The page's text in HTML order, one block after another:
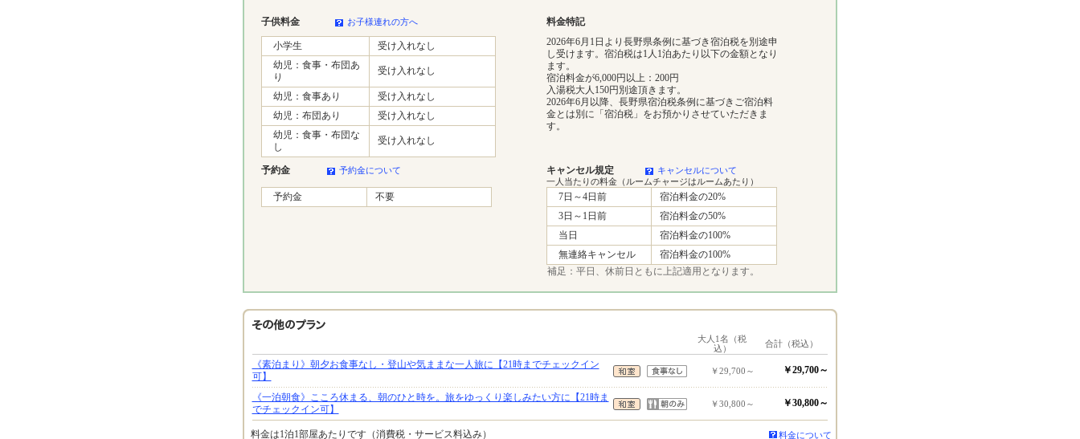
子供料金 お子様連れの方へ 料金特記
小学生
受け入れなし
幼児：食事・布団あ
り
受け入れなし
幼児：食事あり
受け入れなし
幼児：布団あり
受け入れなし
幼児：食事・布団な
し
受け入れなし
2026年6月1日より長野県条例に基づき宿泊税を別途申
し受けます。宿泊税は1人1泊あたり以下の金額となり
ます。
宿泊料金が6,000円以上：200円
入湯税大人150円別途頂きます。
2026年6月以降、長野県宿泊税条例に基づきご宿泊料
金とは別に「宿泊税」をお預かりさせていただきま
す。
予約金 予約金について キャンセル規定
キャンセルについて
一人当たりの料金（ルームチャージはルームあたり）
予約金 不要 7日～4日前
宿泊料金の20%
3日～1日前
宿泊料金の50%
当日
宿泊料金の100%
無連絡キャンセル
宿泊料金の100%
補足：平日、休前日ともに上記適用となります。
大人1名（税
込）
合計（税込）
《素泊まり》朝夕お食事なし・登山や気ままな一人旅に【21時までチェックイン
可】
￥29,700～ ￥29,700～
《一泊朝食》こころ休まる、朝のひと時を。旅をゆっくり楽しみたい方に【21時ま
でチェックイン可】
￥30,800～ ￥30,800～
料金は1泊1部屋あたりです（消費税・サービス料込み） 料金について